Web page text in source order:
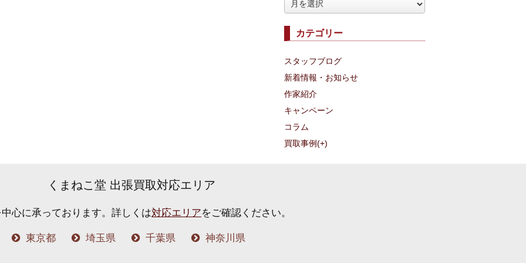
カテゴリー
スタッフブログ
新着情報・お知らせ
作家紹介
キャンペーン
コラム
買取事例(+)
くまねこ堂 出張買取対応エリア
心に承っております。 詳しくは対応エリアをご確認ください。
東京都 埼玉県 千葉県 神奈川県